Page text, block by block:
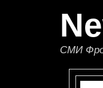
СМИ